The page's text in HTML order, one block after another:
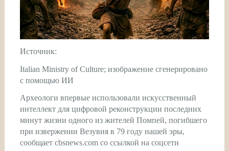
Источник:
Italian Ministry of Culture; изображение сгенерировано
с помощью ИИ
Археологи впервые использовали искусственный
интеллект для цифровой реконструкции последних
минут жизни одного из жителей Помпей, погибшего
при извержении Везувия в 79 году нашей эры,
сообщает cbsnews.com со ссылкой на соцсети